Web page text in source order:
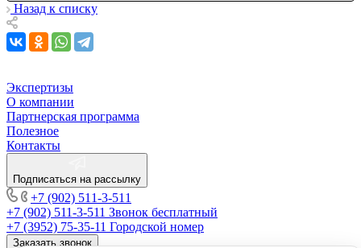
Назад к списку
Экспертизы
О компании
Партнерская программа
Полезное
Контакты
Подписаться на рассылку
+7 (902) 511-3-511
+7 (902) 511-3-511 Звонок бесплатный
+7 (3952) 75-35-11 Городской номер
Заказать звонок